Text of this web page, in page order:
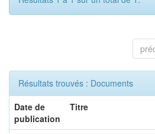
Résultats trouvés : Documents
Date de
publication
Titre